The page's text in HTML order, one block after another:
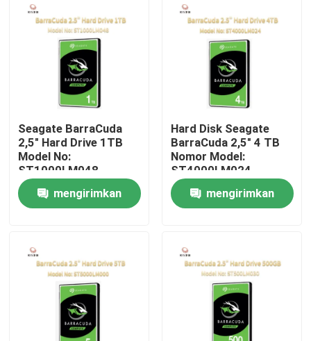
Rumah
Tentang Kami
Tur Pabrik
Seagate BarraCuda
2,5" Hard Drive 1TB
Model No:
ST1000LM048
mengirimkan
Hard Disk Seagate
BarraCuda 2,5" 4 TB
Nomor Model:
ST4000LM024
mengirimkan